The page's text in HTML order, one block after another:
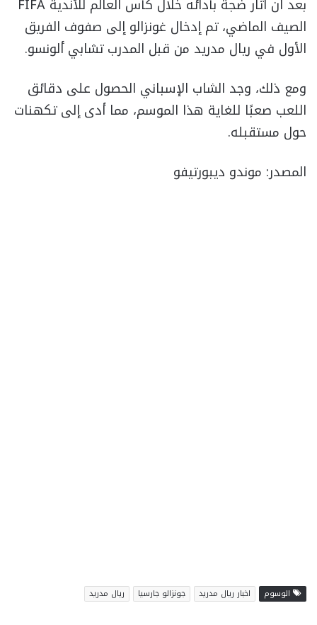
بعد أن أثار ضجة بأدائه خلال كأس العالم للأندية FIFA
الصيف الماضي، تم إدخال غونزالو إلى صفوف الفريق
الأول في ريال مدريد من قبل المدرب تشابي ألونسو.
ومع ذلك، وجد الشاب الإسباني الحصول على دقائق
اللعب صعبًا للغاية هذا الموسم، مما أدى إلى تكهنات
حول مستقبله.
المصدر: موندو ديبورتيفو
الوسوم اخبار ريال مدريد جونزالو جارسيا ريال مدريد